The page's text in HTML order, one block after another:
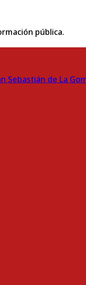
pública.
Sebastián de La